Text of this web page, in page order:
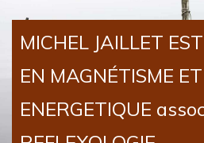
MICHEL JAILLET
EN MAGNÉTISME
ENERGETIQUE